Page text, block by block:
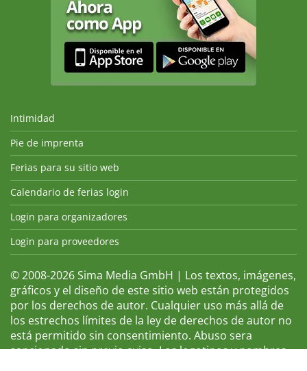
Intimidad
Pie de imprenta
Ferias para su sitio web
Calendario de ferias login
Login para organizadores
Login para proveedores
© 2008-2026 Sima Media GmbH | Los textos, imágenes,
gráficos y el diseño de este sitio web están protegidos
por los derechos de autor. Cualquier uso más allá de
los estrechos límites de la ley de derechos de autor no
está permitido sin consentimiento. Abuso sera
sancionado sin previo aviso. Los logotipos y nombres